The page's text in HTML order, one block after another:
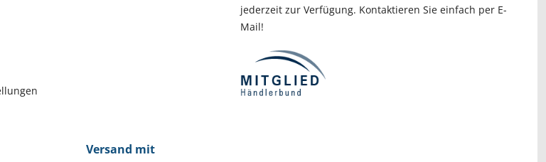
jederzeit zur Verfügung. Kontaktieren Sie einfach per E-
Mail!
Versand mit